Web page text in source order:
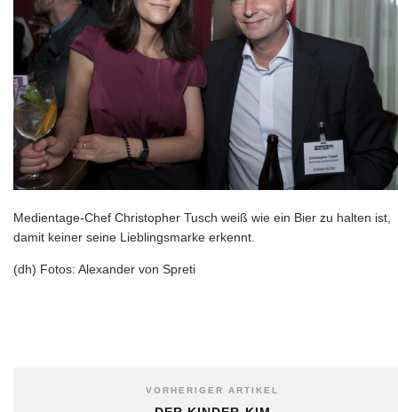
Medientage-Chef Christopher Tusch weiß wie ein Bier zu halten ist,
damit keiner seine Lieblingsmarke erkennt.
(dh) Fotos: Alexander von Spreti
VORHERIGER ARTIKEL